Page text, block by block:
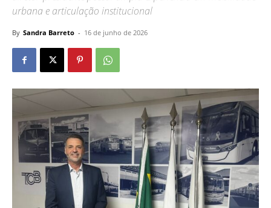
urbana e articulação institucional
By Sandra Barreto - 16 de junho de 2026